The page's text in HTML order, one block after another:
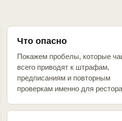
Что опасно
Покажем пробелы, которые
всего приводят к штрафам,
предписаниям и повторным
проверкам именно для